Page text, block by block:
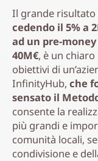
Il grande risultato
cedendo il 5% a
ad un pre-
40M€, è un
obiettivi di
InfinityHub, che
sensato il
consente la
più grandi e
comunità locali,
condivisione e